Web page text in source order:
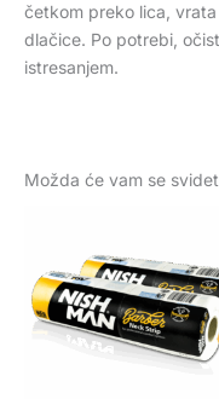
četkom preko lica,
dlačice. Po potrebi,
istresanjem.
Možda će vam se